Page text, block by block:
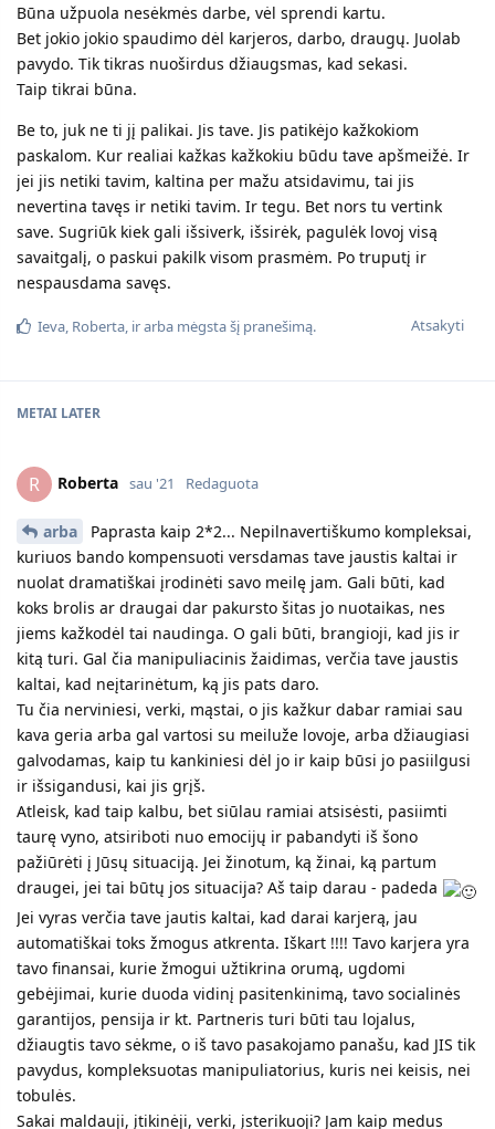
Būna užpuola nesėkmės darbe, vėl sprendi kartu.
Bet jokio jokio spaudimo dėl karjeros, darbo, draugų. Juolab
pavydo. Tik tikras nuoširdus džiaugsmas, kad sekasi.
Taip tikrai būna.
Be to, juk ne ti jį palikai. Jis tave. Jis patikėjo kažkokiom
paskalom. Kur realiai kažkas kažkokiu būdu tave apšmeižė. Ir
jei jis netiki tavim, kaltina per mažu atsidavimu, tai jis
nevertina tavęs ir netiki tavim. Ir tegu. Bet nors tu vertink
save. Sugriūk kiek gali išsiverk, išsirėk, pagulėk lovoj visą
savaitgalį, o paskui pakilk visom prasmėm. Po truputį ir
nespausdama savęs.
Atsakyti
Ieva, Roberta, irarba mėgsta šį pranešimą.
METAI LATER
R Roberta sau '21 Redaguota
arba
Paprasta kaip 2*2... Nepilnavertiškumo kompleksai,
kuriuos bando kompensuoti versdamas tave jaustis kaltai ir
nuolat dramatiškai įrodinėti savo meilę jam. Gali būti, kad
koks brolis ar draugai dar pakursto šitas jo nuotaikas, nes
jiems kažkodėl tai naudinga. O gali būti, brangioji, kad jis ir
kitą turi. Gal čia manipuliacinis žaidimas, verčia tave jaustis
kaltai, kad neįtarinėtum, ką jis pats daro.
Tu čia nerviniesi, verki, mąstai, o jis kažkur dabar ramiai sau
kava geria arba gal vartosi su meiluže lovoje, arba džiaugiasi
galvodamas, kaip tu kankiniesi dėl jo ir kaip būsi jo pasiilgusi
ir išsigandusi, kai jis grįš.
Atleisk, kad taip kalbu, bet siūlau ramiai atsisėsti, pasiimti
taurę vyno, atsiriboti nuo emocijų ir pabandyti iš šono
pažiūrėti į Jūsų situaciją. Jei žinotum, ką žinai, ką partum
draugei, jei tai būtų jos situacija? Aš taip darau - padeda
Jei vyras verčia tave jautis kaltai, kad darai karjerą, jau
automatiškai toks žmogus atkrenta. Iškart !!!! Tavo karjera yra
tavo finansai, kurie žmogui užtikrina orumą, ugdomi
gebėjimai, kurie duoda vidinį pasitenkinimą, tavo socialinės
garantijos, pensija ir kt. Partneris turi būti tau lojalus,
džiaugtis tavo sėkme, o iš tavo pasakojamo panašu, kad JIS tik
pavydus, kompleksuotas manipuliatorius, kuris nei keisis, nei
tobulės.
Sakai maldauji, įtikinėji, verki, įsterikuoji? Jam kaip medus